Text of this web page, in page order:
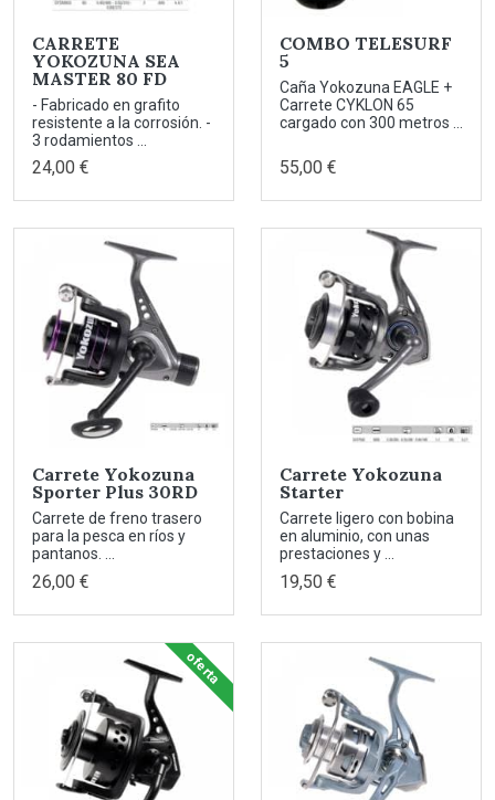
CARRETE
YOKOZUNA SEA
MASTER 80 FD
- Fabricado en grafito
resistente a la corrosión. -
3 rodamientos ...
24,00 €
COMBO TELESURF
5
Caña Yokozuna EAGLE +
Carrete CYKLON 65
cargado con 300 metros ...
55,00 €
Carrete Yokozuna
Sporter Plus 30RD
Carrete de freno trasero
para la pesca en ríos y
pantanos. ...
26,00 €
Carrete Yokozuna
Starter
Carrete ligero con bobina
en aluminio, con unas
prestaciones y ...
19,50 €
oferta